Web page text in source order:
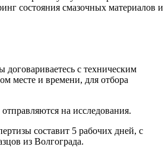
состояния смазочных материалов и
с техническим
месте и времени, для отбора
на исследования.
составит 5 рабочих дней, с
из Волгограда.